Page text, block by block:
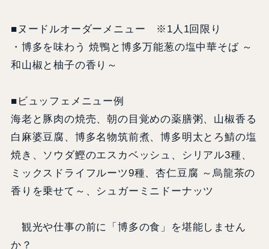
■ヌードルオーダーメニュー ※1人1回限り
・博多を味わう 焼鴨と博多万能葱の塩中華そば ～
和山椒と柚子の香り～
■ビュッフェメニュー例
海老と豚肉の焼売、朝の目覚めの薬膳粥、山椒香る
白麻婆豆腐、博多名物筑前煮、博多明太とろ鯖の塩
焼き、ソウダ鰹のエスカベッシュ、シリアル3種、
ミックスドライフルーツ9種、杏仁豆腐 ～烏龍茶の
香りを乗せて～、シュガーミニドーナッツ
観光や仕事の前に「博多の食」を堪能しません
か？